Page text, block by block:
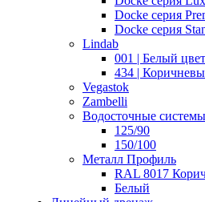
Docke серия
Docke серия
Lindab
001 | Белый цвет
434 |
Vegastok
Zambelli
Водосточные
125/90
150/100
Металл Профиль
RAL 8017
Белый